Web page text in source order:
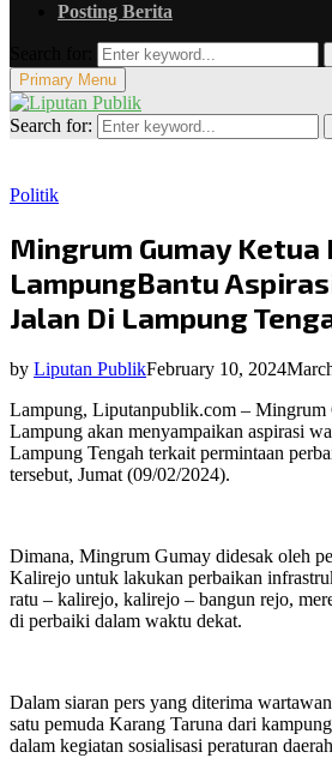
Posting Berita
Primary Menu
Search for:
Politik
Mingrum Gumay Ketua
LampungBantu
Jalan Di Lampung
by Liputan PublikFebruary 10, 2024
Lampung, Liputanpublik.com –
Lampung akan menyampaikan aspirasi
Lampung Tengah terkait permintaan
tersebut, Jumat (09/02/2024).
Dimana, Mingrum Gumay didesak oleh
Kalirejo untuk lakukan perbaikan
ratu – kalirejo, kalirejo – bangun rejo,
di perbaiki dalam waktu dekat.
Dalam siaran pers yang diterima
satu pemuda Karang Taruna dari
dalam kegiatan sosialisasi peraturan